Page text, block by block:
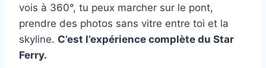
vois à 360°, tu peux marcher sur le pont,
prendre des photos sans vitre entre toi et la
skyline. C’est l’expérience complète du Star
Ferry.